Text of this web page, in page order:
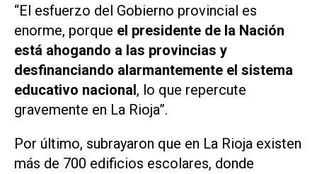
“El esfuerzo del Gobierno provincial es
enorme, porque el presidente de la Nación
está ahogando a las provincias y
desfinanciando alarmantemente el sistema
educativo nacional, lo que repercute
gravemente en La Rioja”.
Por último, subrayaron que en La Rioja existen
más de 700 edificios escolares, donde